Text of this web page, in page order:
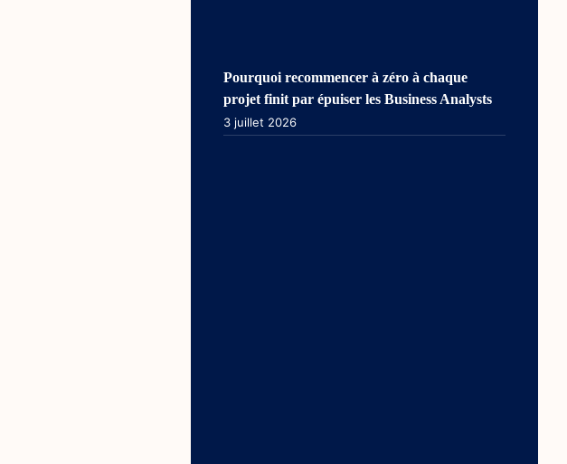
Pourquoi recommencer à zéro à chaque
projet finit par épuiser les Business Analysts
3 juillet 2026